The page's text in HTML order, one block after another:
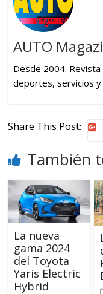
AUTO
Desde 2004.
deportes, servicios y
Share This Post:
También
La nueva
gama 2024
del Toyota
Yaris Electric
Hybrid